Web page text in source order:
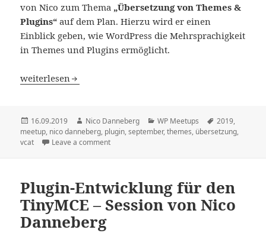
von Nico zum Thema „Übersetzung von Themes &
Plugins“ auf dem Plan. Hierzu wird er einen
Einblick geben, wie WordPress die Mehrsprachigkeit
in Themes und Plugins ermöglicht.
September-Ausgabe: WordPress Meetup am 17.09. in
weiterlesen
Veröffentlicht
am
16.09.2019 Autor
Nico Danneberg Kategorien
WP Meetups Schlagwörter
2019,
meetup, nico danneberg, plugin,september,themes, übersetzung,
vcat
Leave a comment
Plugin-Entwicklung für den
TinyMCE – Session von Nico
Danneberg